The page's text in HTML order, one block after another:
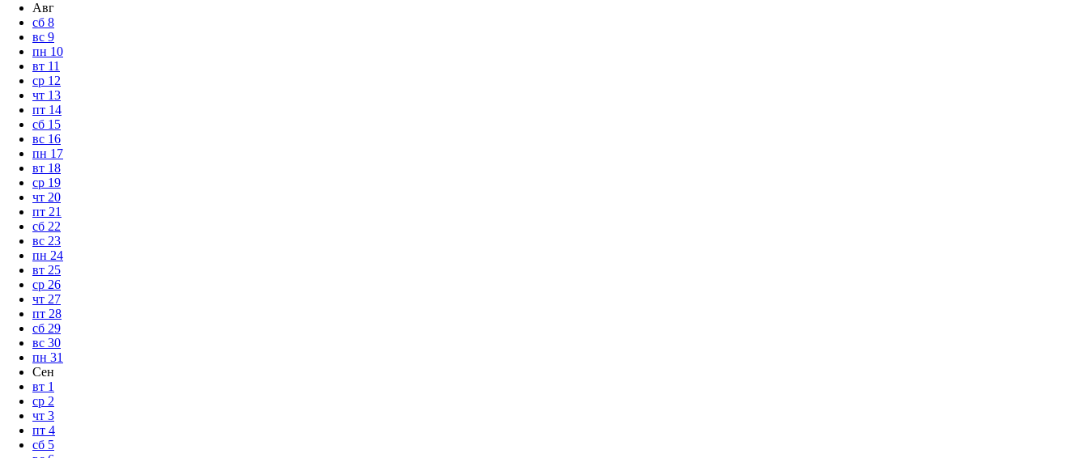
Авг
сб 8
вс 9
пн 10
вт 11
ср 12
чт 13
пт 14
сб 15
вс 16
пн 17
вт 18
ср 19
чт 20
пт 21
сб 22
вс 23
пн 24
вт 25
ср 26
чт 27
пт 28
сб 29
вс 30
пн 31
Сен
вт 1
ср 2
чт 3
пт 4
сб 5